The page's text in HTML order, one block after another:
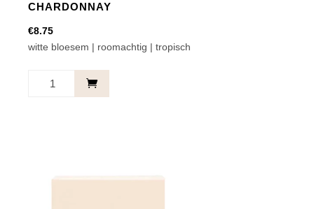
CHARDONNAY
€8.75
witte bloesem | roomachtig | tropisch
Chardonnay